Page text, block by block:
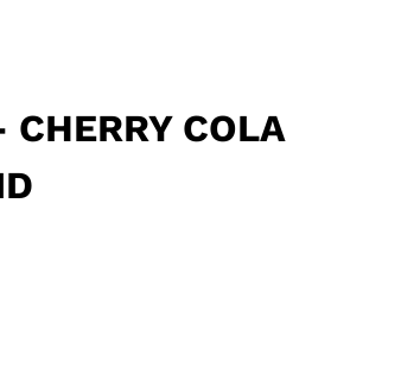
COLA